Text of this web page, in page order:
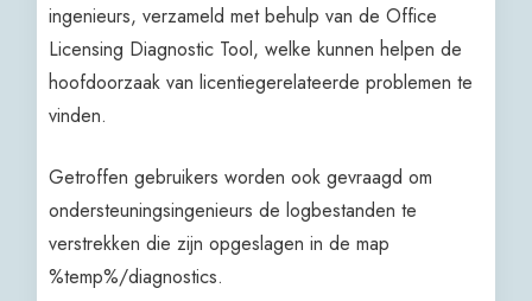
ingenieurs, verzameld met behulp van de Office
Licensing Diagnostic Tool, welke kunnen helpen de
hoofdoorzaak van licentiegerelateerde problemen te
vinden.
Getroffen gebruikers worden ook gevraagd om
ondersteuningsingenieurs de logbestanden te
verstrekken die zijn opgeslagen in de map
%temp%/diagnostics.